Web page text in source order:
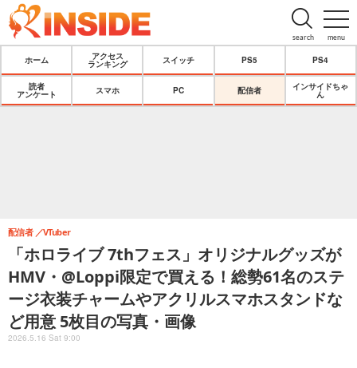
menu
search
ホーム
アクセス
ランキング
スイッチ PS5 PS4
読者
アンケート
スマホ PC 配信者
インサイドちゃ
ん
「ホロライブ 7thフェス」オリジナルグッズが
HMV・@Loppi限定で買える！総勢61名のステ
ージ衣装チャームやアクリルスマホスタンドな
ど用意 5枚目の写真・画像
配信者 VTuber
2026.5.16 Sat 9:00